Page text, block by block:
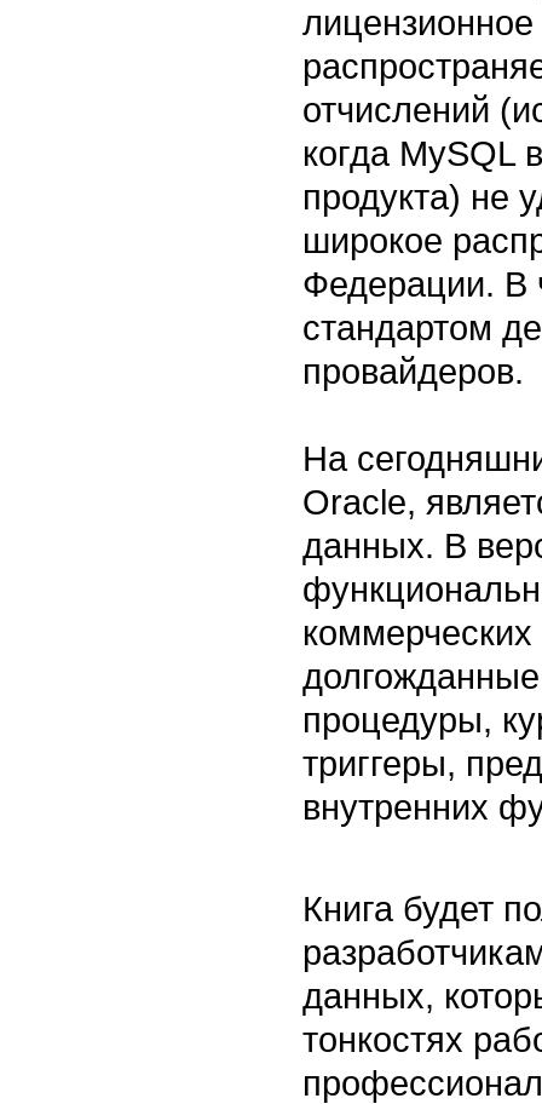
отчислений
когда MySQL
продукта) не
широкое
Федерации. В
стандартом
провайдеров.
На
Oracle,
данных. В
процедуры,
триггеры,
внутренних
Книга будет
данных,
тонкостях